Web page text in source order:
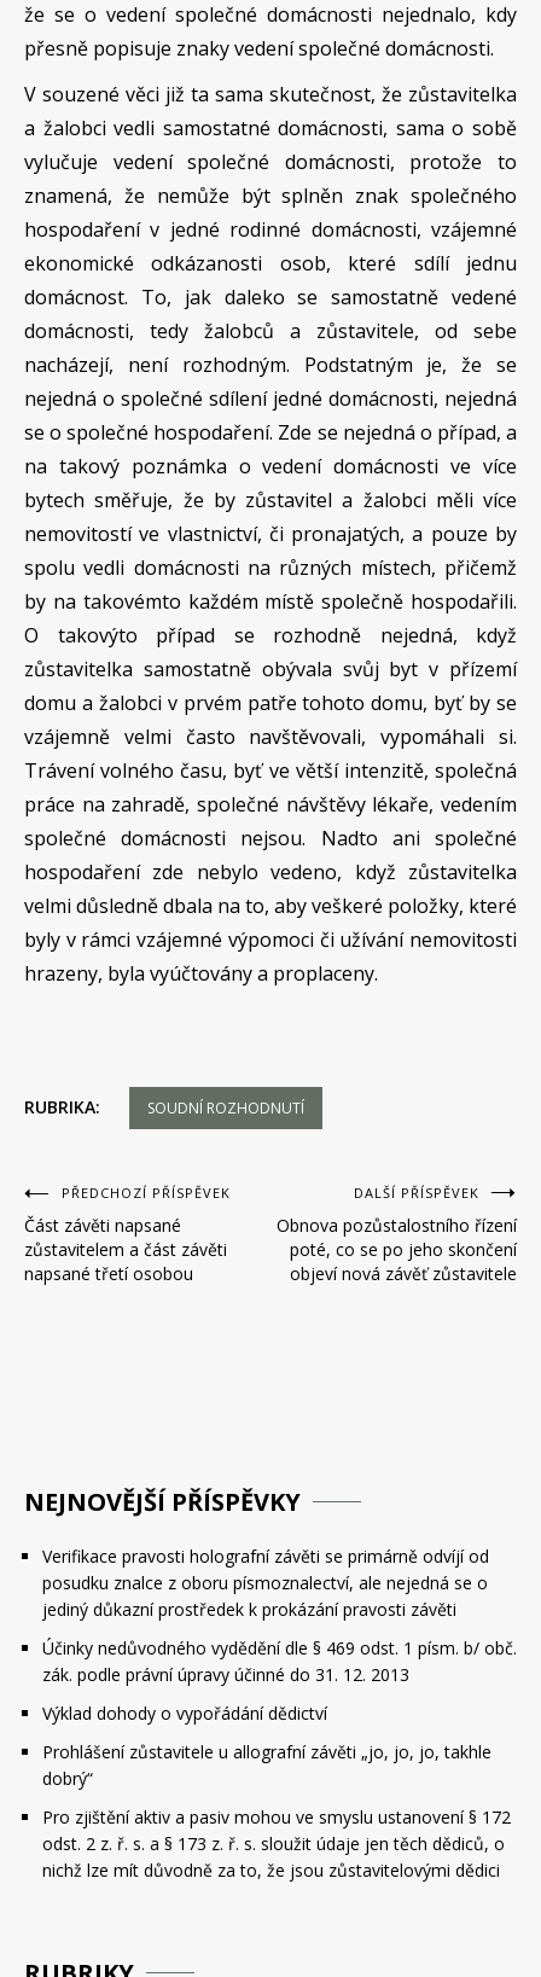
že se o vedení společné domácnosti nejednalo, kdy
přesně popisuje znaky vedení společné domácnosti.
V souzené věci již ta sama skutečnost, že zůstavitelka
a žalobci vedli samostatné domácnosti, sama o sobě
vylučuje vedení společné domácnosti, protože to
znamená, že nemůže být splněn znak společného
hospodaření v jedné rodinné domácnosti, vzájemné
ekonomické odkázanosti osob, které sdílí jednu
domácnost. To, jak daleko se samostatně vedené
domácnosti, tedy žalobců a zůstavitele, od sebe
nacházejí, není rozhodným. Podstatným je, že se
nejedná o společné sdílení jedné domácnosti, nejedná
se o společné hospodaření. Zde se nejedná o případ, a
na takový poznámka o vedení domácnosti ve více
bytech směřuje, že by zůstavitel a žalobci měli více
nemovitostí ve vlastnictví, či pronajatých, a pouze by
spolu vedli domácnosti na různých místech, přičemž
by na takovémto každém místě společně hospodařili.
O takovýto případ se rozhodně nejedná, když
zůstavitelka samostatně obývala svůj byt v přízemí
domu a žalobci v prvém patře tohoto domu, byť by se
vzájemně velmi často navštěvovali, vypomáhali si.
Trávení volného času, byť ve větší intenzitě, společná
práce na zahradě, společné návštěvy lékaře, vedením
společné domácnosti nejsou. Nadto ani společné
hospodaření zde nebylo vedeno, když zůstavitelka
velmi důsledně dbala na to, aby veškeré položky, které
byly v rámci vzájemné výpomoci či užívání nemovitosti
hrazeny, byla vyúčtovány a proplaceny.
RUBRIKA: SOUDNÍ ROZHODNUTÍ
Navigace
pro
příspěvek
PŘEDCHOZÍ PŘÍSPĚVEK
Část závěti napsané
zůstavitelem a část závěti
napsané třetí osobou
DALŠÍ PŘÍSPĚVEK
Obnova pozůstalostního řízení
poté, co se po jeho skončení
objeví nová závěť zůstavitele
NEJNOVĚJŠÍ PŘÍSPĚVKY
Verifikace pravosti holografní závěti se primárně odvíjí od
posudku znalce z oboru písmoznalectví, ale nejedná se o
jediný důkazní prostředek k prokázání pravosti závěti
Účinky nedůvodného vydědění dle § 469 odst. 1 písm. b/ obč.
zák. podle právní úpravy účinné do 31. 12. 2013
Výklad dohody o vypořádání dědictví
Prohlášení zůstavitele u allografní závěti „jo, jo, jo, takhle
dobrý“
Pro zjištění aktiv a pasiv mohou ve smyslu ustanovení § 172
odst. 2 z. ř. s. a § 173 z. ř. s. sloužit údaje jen těch dědiců, o
nichž lze mít důvodně za to, že jsou zůstavitelovými dědici